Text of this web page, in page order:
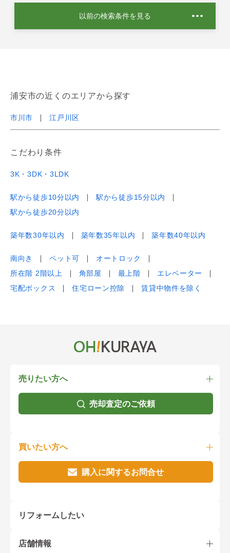
以前の検索条件を見る
浦安市の近くのエリアから探す
市川市 江戸川区
こだわり条件
3K・3DK・3LDK
駅から徒歩10分以内
駅から徒歩15分以内
駅から徒歩20分以内
築年数30年以内 築年数35年以内 築年数40年以内
南向き ペット可
オートロック
所在階 2階以上
角部屋 最上階
エレベーター
宅配ボックス
住宅ローン控除 賃貸中物件を除く
売りたい方へ
売却査定のご依頼
買いたい方へ
購入に関するお問合せ
リフォームしたい
店舗情報